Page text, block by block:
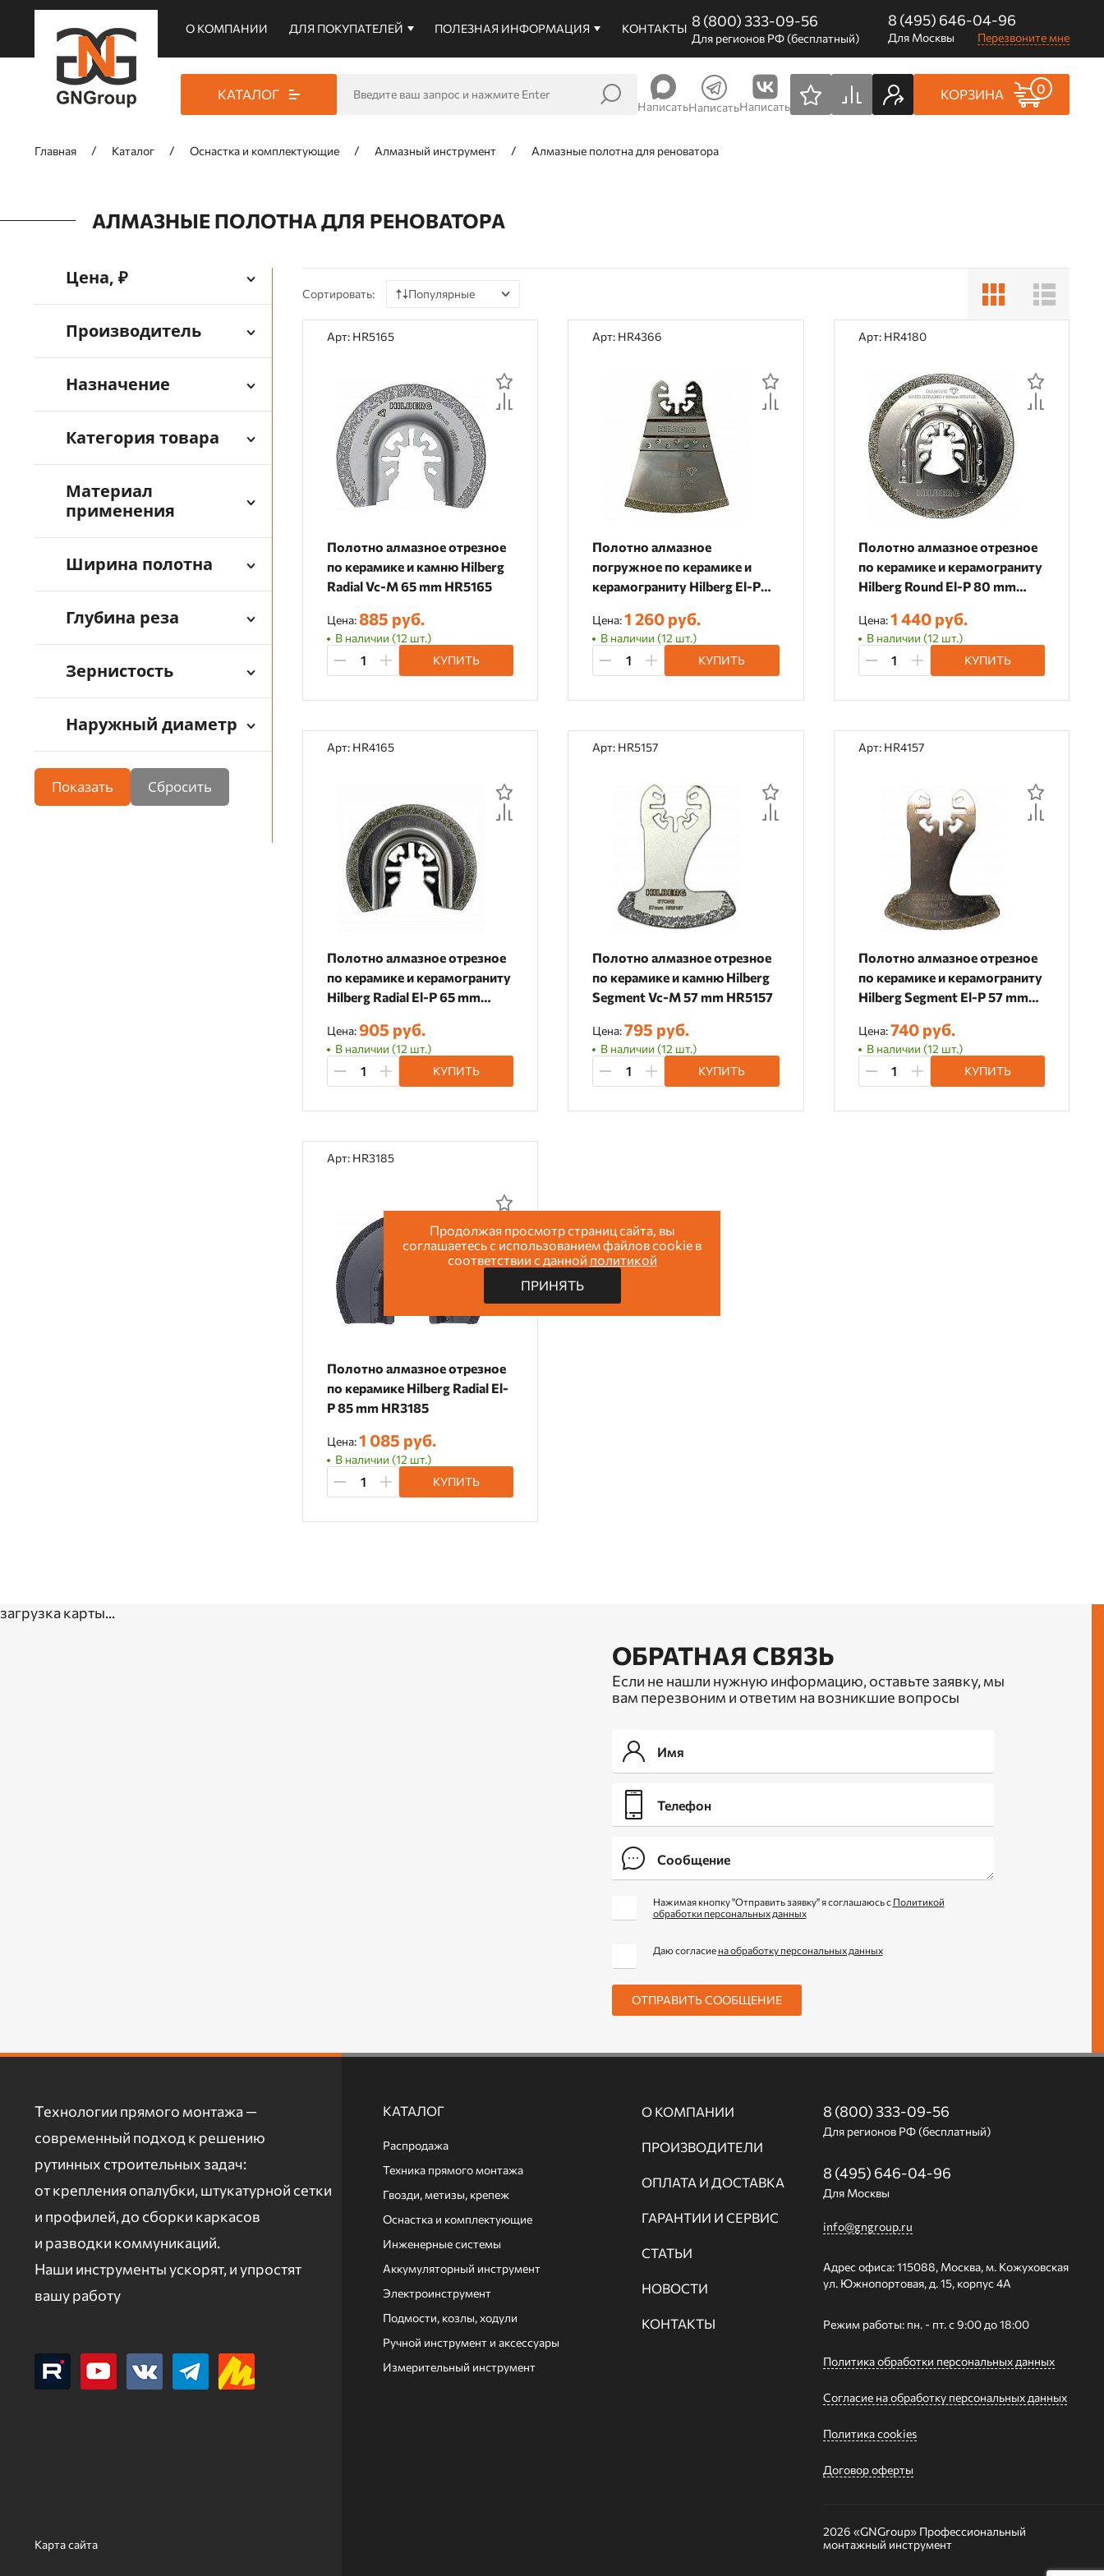
О КОМПАНИИ ДЛЯ ПОКУПАТЕЛЕЙ ПОЛЕЗНАЯ ИНФОРМАЦИЯ КОНТАКТЫ 8 (800) 333-09-56
Для регионов РФ (бесплатный)
8 (495) 646-04-96
Для Москвы Перезвоните мне
КАТАЛОГ
НаписатьНаписатьНаписать
КОРЗИНА 0
Главная Каталог Оснастка и комплектующие Алмазный инструмент Алмазные полотна для реноватора
АЛМАЗНЫЕ ПОЛОТНА ДЛЯ РЕНОВАТОРА
Цена, ₽
Производитель
Назначение
Категория товара
Материал
применения
Ширина полотна
Глубина реза
Зернистость
Наружный диаметр
Показать
Сортировать: Популярные
По цене
По отзывам
Арт: HR5165
Полотно алмазное отрезное
по керамике и камню Hilberg
Radial Vc-M 65 mm HR5165
Цена:885 руб.
В наличии (12 шт.)
КУПИТЬ
Арт: HR4366
Полотно алмазное
погружное по керамике и
керамограниту Hilberg El-P
Цена:1 260 руб.
В наличии (12 шт.)
КУПИТЬ
Арт: HR4180
Полотно алмазное отрезное
по керамике и керамограниту
Hilberg Round El-P 80 mm
Цена:1 440 руб.
В наличии (12 шт.)
КУПИТЬ
Арт: HR4165
Полотно алмазное отрезное
по керамике и керамограниту
Hilberg Radial El-P 65 mm
Цена:905 руб.
В наличии (12 шт.)
КУПИТЬ
Арт: HR5157
Полотно алмазное отрезное
по керамике и камню Hilberg
Segment Vc-M 57 mm HR5157
Цена:795 руб.
В наличии (12 шт.)
КУПИТЬ
Арт: HR4157
Полотно алмазное отрезное
по керамике и керамограниту
Hilberg Segment El-P 57 mm
Цена:740 руб.
В наличии (12 шт.)
КУПИТЬ
Арт: HR3185
Полотно алмазное отрезное
по керамике Hilberg Radial El-
P 85 mm HR3185
Цена:1 085 руб.
В наличии (12 шт.)
КУПИТЬ
загрузка карты...
ОБРАТНАЯ СВЯЗЬ
Если не нашли нужную информацию, оставьте заявку, мы
вам перезвоним и ответим на возникшие вопросы
Нажимая кнопку "Отправить заявку" я соглашаюсь с Политикой
обработки персональных данных
Даю согласие на обработку персональных данных
ОТПРАВИТЬ СООБЩЕНИЕ
Технологии прямого монтажа —
современный подход к решению
рутинных строительных задач:
от крепления опалубки, штукатурной сетки
и профилей, до сборки каркасов
и разводки коммуникаций.
Наши инструменты ускорят, и упростят
вашу работу
Карта сайта
КАТАЛОГ
Распродажа
Техника прямого монтажа
Гвозди, метизы, крепеж
Оснастка и комплектующие
Инженерные системы
Аккумуляторный инструмент
Электроинструмент
Подмости, козлы, ходули
Ручной инcтрумент и аксессуары
Измерительный инструмент
О КОМПАНИИ
ПРОИЗВОДИТЕЛИ
ОПЛАТА И ДОСТАВКА
ГАРАНТИИ И СЕРВИС
СТАТЬИ
НОВОСТИ
КОНТАКТЫ
8 (800) 333-09-56
Для регионов РФ (бесплатный)
8 (495) 646-04-96
Для Москвы
info@gngroup.ru
Адрес офиса: 115088, Москва, м. Кожуховская
ул. Южнопортовая, д. 15, корпус 4А
Режим работы: пн. - пт. с 9:00 до 18:00
Политика обработки персональных данных
Согласие на обработку персональных данных
Политика cookies
Договор оферты
2026 «GNGroup» Профессиональный
монтажный инструмент
Продолжая просмотр страниц сайта, вы
соглашаетесь с использованием файлов cookie в
соответствии с данной политикой
ПРИНЯТЬ